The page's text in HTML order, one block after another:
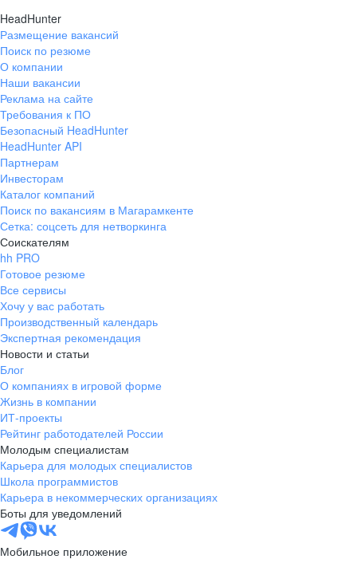
HeadHunter
Размещение вакансий
Поиск по резюме
О компании
Наши вакансии
Реклама на сайте
Требования к ПО
Безопасный HeadHunter
HeadHunter API
Партнерам
Инвесторам
Каталог компаний
Поиск по вакансиям в Магарамкенте
Сетка: соцсеть для нетворкинга
Соискателям
hh PRO
Готовое резюме
Все сервисы
Хочу у вас работать
Производственный календарь
Экспертная рекомендация
Новости и статьи
Блог
О компаниях в игровой форме
Жизнь в компании
ИТ-проекты
Рейтинг работодателей России
Молодым специалистам
Карьера для молодых специалистов
Школа программистов
Карьера в некоммерческих организациях
Боты для уведомлений
Мобильное приложение